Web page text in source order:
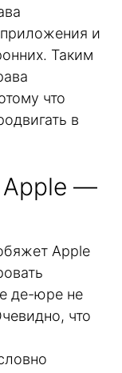
и
Таким
что
в
Apple —
Apple
де-юре не
что